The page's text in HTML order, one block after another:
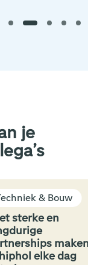
je
& Bouw
en
maken we
elke dag